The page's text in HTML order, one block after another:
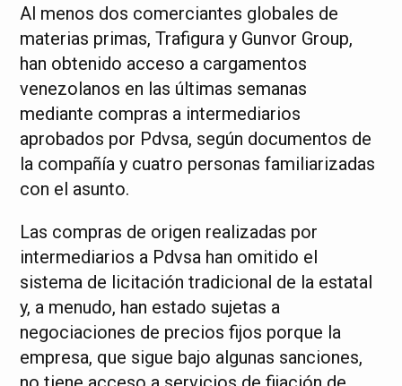
Al menos dos comerciantes globales de
materias primas, Trafigura y Gunvor Group,
han obtenido acceso a cargamentos
venezolanos en las últimas semanas
mediante compras a intermediarios
aprobados por Pdvsa, según documentos de
la compañía y cuatro personas familiarizadas
con el asunto.
Las compras de origen realizadas por
intermediarios a Pdvsa han omitido el
sistema de licitación tradicional de la estatal
y, a menudo, han estado sujetas a
negociaciones de precios fijos porque la
empresa, que sigue bajo algunas sanciones,